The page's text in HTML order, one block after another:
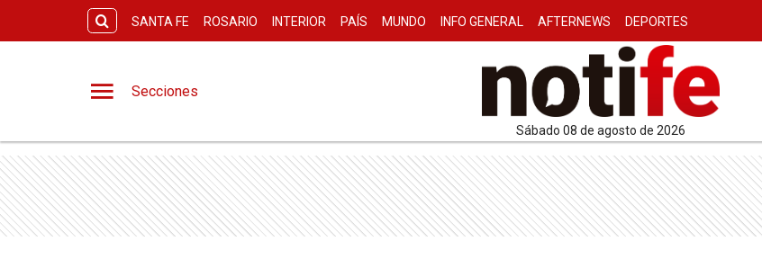
SANTA FE ROSARIO INTERIOR PAÍS MUNDO INFO GENERAL AFTERNEWS DEPORTES
Secciones
sábado 08 de agosto de 2026